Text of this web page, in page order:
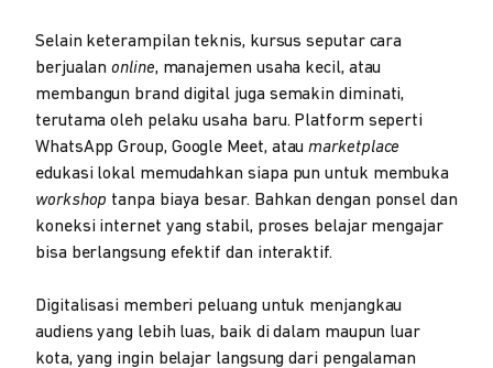
Selain keterampilan teknis, kursus seputar cara
berjualanonline, manajemen usaha kecil, atau
membangun brand digital juga semakin diminati,
terutama oleh pelaku usaha baru. Platform seperti
WhatsApp Group, Google Meet, atau marketplace
edukasi lokal memudahkan siapa pun untuk membuka
workshop tanpa biaya besar. Bahkan dengan ponsel dan
koneksi internet yang stabil, proses belajar mengajar
bisa berlangsung efektif dan interaktif.
Digitalisasi memberi peluang untuk menjangkau
audiens yang lebih luas, baik di dalam maupun luar
kota, yang ingin belajar langsung dari pengalaman